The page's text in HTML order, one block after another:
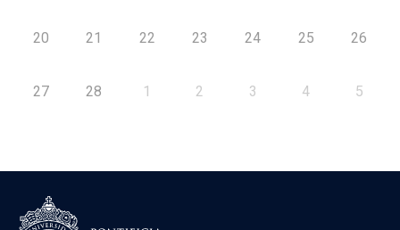
20 21 22 23 24 25 26
27 28 1 2 3 4 5